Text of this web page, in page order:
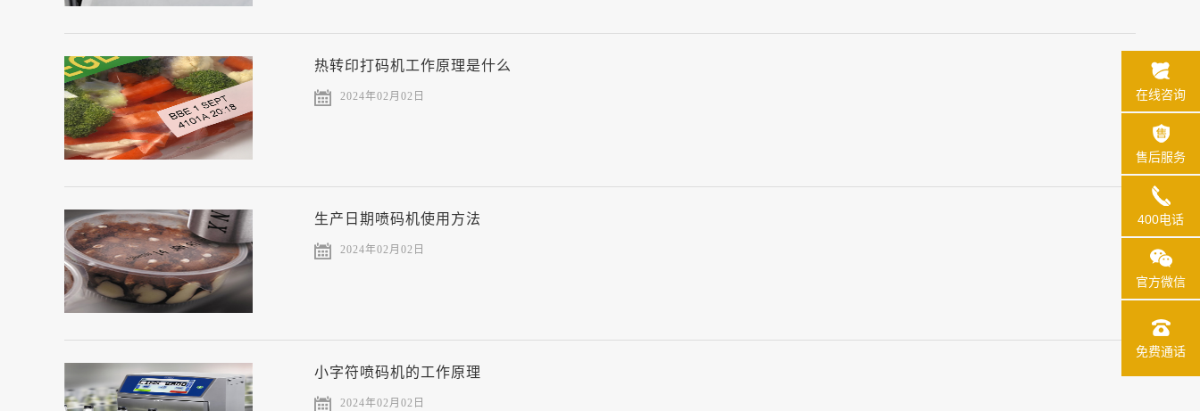
热转印打码机工作原理是什么
2024年02月02日
生产日期喷码机使用方法
2024年02月02日
小字符喷码机的工作原理
2024年02月02日
在线咨询
售后服务
400电话
官方微信
免费通话